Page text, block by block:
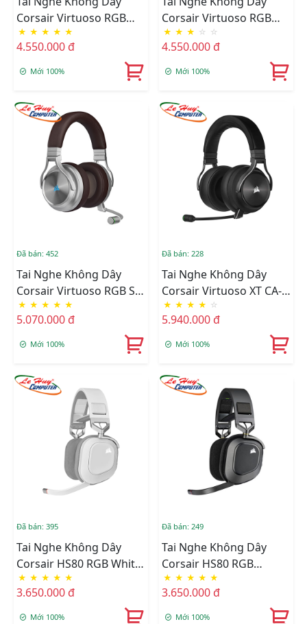
Corsair Virtuoso RGB
Carbon CA-9011185-AP
★ ★ ★ ★ ★
4.550.000 đ
Mới 100%
Corsair Virtuoso RGB
Pearl CA-9011224-AP
★ ★ ★ ☆ ☆
4.550.000 đ
Mới 100%
Đã bán: 452
Tai Nghe Không Dây
Corsair Virtuoso RGB SE
Espresso CA-9011181-AP
★ ★ ★ ★ ★
5.070.000 đ
Mới 100%
Đã bán: 228
Tai Nghe Không Dây
Corsair Virtuoso XT CA-
9011188-AP
★ ★ ★ ★ ☆
5.940.000 đ
Mới 100%
Đã bán: 395
Tai Nghe Không Dây
Corsair HS80 RGB White
CA-9011236-AP
★ ★ ★ ★ ★
3.650.000 đ
Mới 100%
Đã bán: 249
Tai Nghe Không Dây
Corsair HS80 RGB
Carbon CA-9011235-AP
★ ★ ★ ★ ★
3.650.000 đ
Mới 100%